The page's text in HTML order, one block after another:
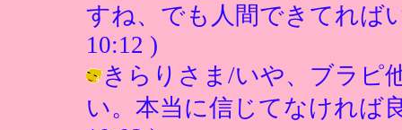
すね、でも人間できてれば
10:12 )
きらりさま/いや、ブラピ
い。本当に信じてなければ